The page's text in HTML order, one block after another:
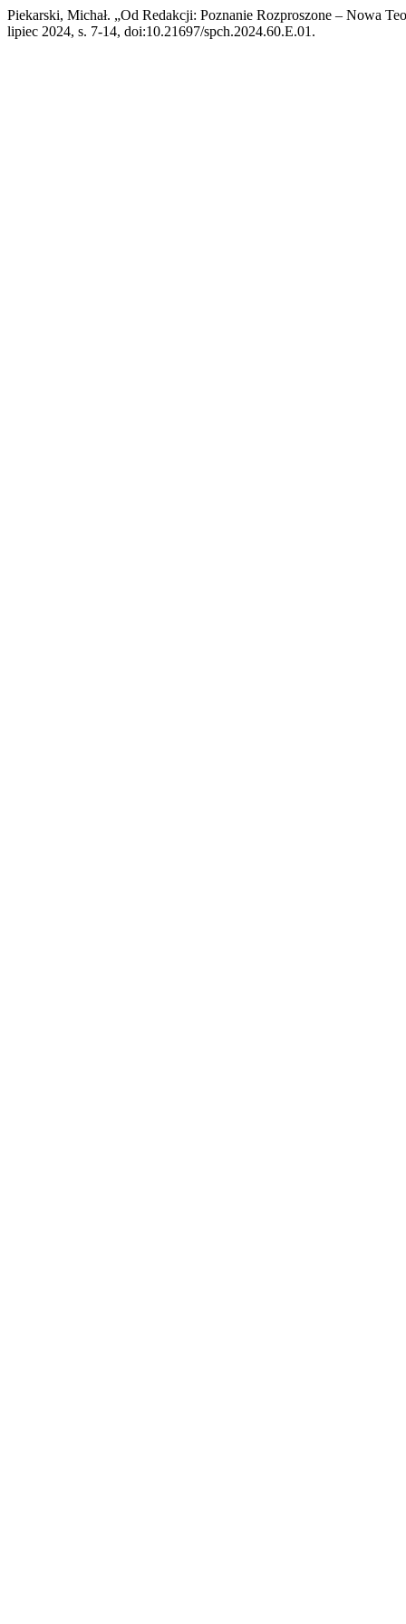
Piekarski, Michał. „Od Redakcji: Poznanie Rozproszone – Nowa
lipiec 2024, s. 7-14, doi:10.21697/spch.2024.60.E.01.